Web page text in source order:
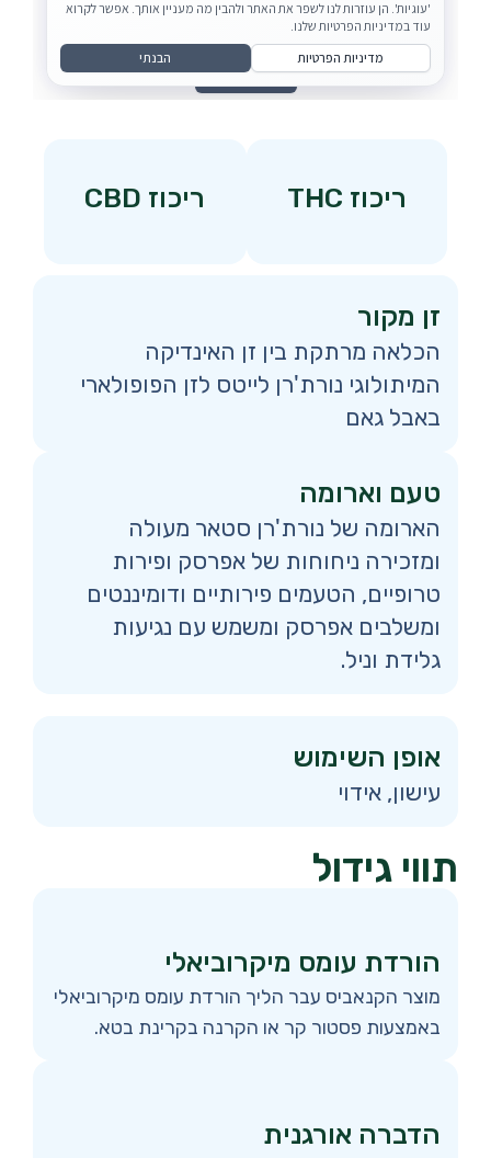
ריכוז THC ריכוז CBD
זן מקור
הכלאה מרתקת בין זן האינדיקה
המיתולוגי נורת'רן לייטס לזן הפופולארי
באבל גאם
טעם וארומה
הארומה של נורת'רן סטאר מעולה
ומזכירה ניחוחות של אפרסק ופירות
טרופיים, הטעמים פירותיים ודומיננטים
ומשלבים אפרסק ומשמש עם נגיעות
גלידת וניל.
אופן השימוש
עישון, אידוי
תווי גידול
הורדת עומס מיקרוביאלי
מוצר הקנאביס עבר הליך הורדת עומס מיקרוביאלי
באמצעות פסטור קר או הקרנה בקרינת בטא.
הדברה אורגנית